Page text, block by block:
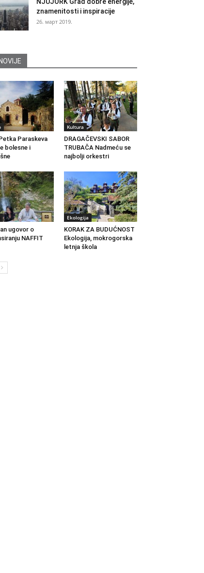
znamenitosti i inspiracije
26. март 2019.
Paraskeva
bolesne i
Kultura
DRAGAČEVSKI SABOR
TRUBAČA Nadmeću se
najbolji orkestri
ugovor o
NAFFIT
Ekologija
KORAK ZA BUDUĆNOST
Ekologija, mokrogorska
letnja škola